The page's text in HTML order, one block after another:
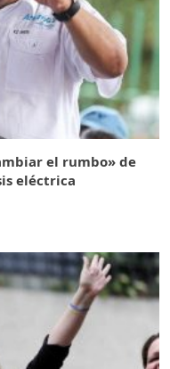
el rumbo» de
eléctrica